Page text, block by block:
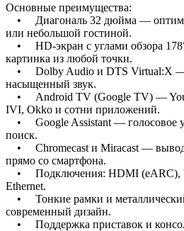
Основные преимущества:
• Диагональ 32 дюйма —
или небольшой гостиной.
• HD-экран с углами обзора
картинка из любой точки.
• Dolby Audio и DTS Virtual:X
насыщенный звук.
• Android TV (Google TV) —
IVI, Okko и сотни приложений.
• Google Assistant — голосовое
поиск.
• Chromecast и Miracast —
прямо со смартфона.
• Подключения: HDMI (eARC),
Ethernet.
• Тонкие рамки и
современный дизайн.
• Поддержка приставок и